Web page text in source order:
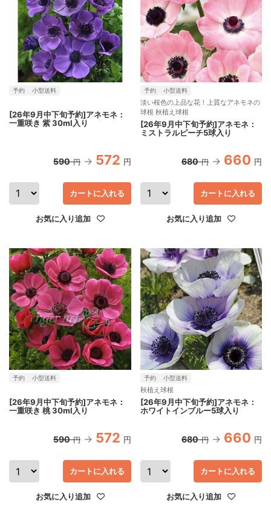
予約 小型送料
[26年9月中下旬予約]アネモネ：
一重咲き 紫 30ml入り
590 円 572 円
お気に入り追加
カートに入れる
予約 小型送料
淡い桜色の上品な花！上質なアネモネの
球根 秋植え球根
[26年9月中下旬予約]アネモネ：
ミストラルピーチ5球入り
680 円 660 円
お気に入り追加
カートに入れる
予約 小型送料
[26年9月中下旬予約]アネモネ：
一重咲き 桃 30ml入り
590 円 572 円
お気に入り追加
カートに入れる
予約 小型送料
秋植え球根
[26年9月中下旬予約]アネモネ：
ホワイトインブルー5球入り
680 円 660 円
お気に入り追加
カートに入れる